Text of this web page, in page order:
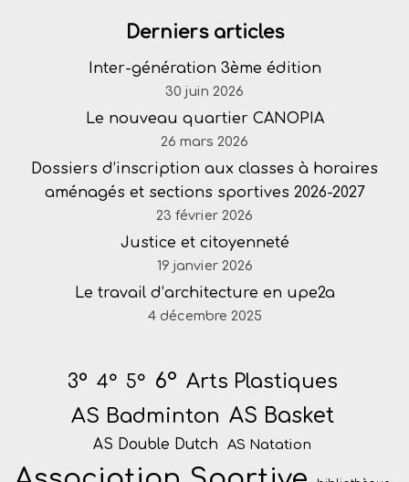
Derniers articles
Inter-génération 3ème édition
30 juin 2026
Le nouveau quartier CANOPIA
26 mars 2026
Dossiers d’inscription aux classes à horaires
aménagés et sections sportives 2026-2027
23 février 2026
Justice et citoyenneté
19 janvier 2026
Le travail d’architecture en upe2a
4 décembre 2025
3° 4° 5° 6° Arts Plastiques
AS Badminton AS Basket
AS Double Dutch AS Natation